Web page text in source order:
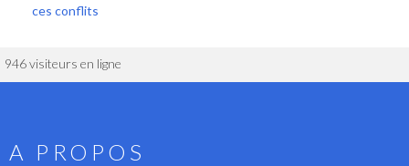
ces conflits
946 visiteurs en ligne
A PROPOS